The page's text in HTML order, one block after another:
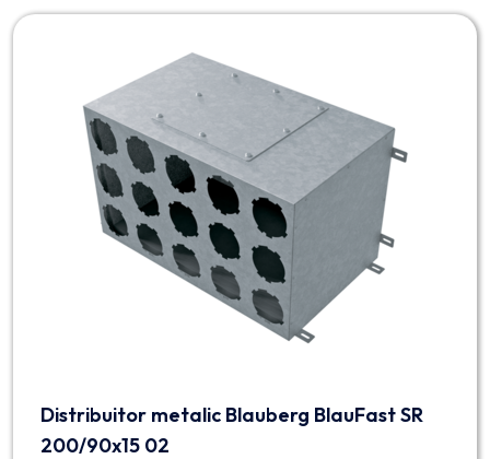
Distribuitor metalic Blauberg BlauFast SR
200/90x15 02